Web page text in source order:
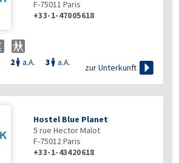
F-75011 Paris
+33-1-47005618
2  a.A. 3  a.A.
zur Unterkunft 
Hostel Blue Planet
5 rue Hector Malot
F-75012Paris
+33-1-43420618